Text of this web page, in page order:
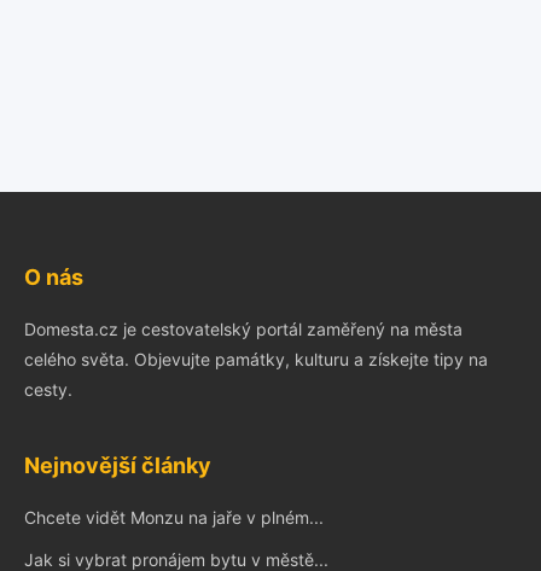
O nás
Domesta.cz je cestovatelský portál zaměřený na města
celého světa. Objevujte památky, kulturu a získejte tipy na
cesty.
Nejnovější články
Chcete vidět Monzu na jaře v plném...
Jak si vybrat pronájem bytu v městě...